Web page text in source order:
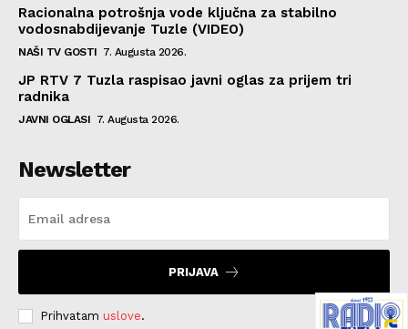
Racionalna potrošnja vode ključna za stabilno
vodosnabdijevanje Tuzle (VIDEO)
NAŠI TV GOSTI 7. Augusta 2026.
JP RTV 7 Tuzla raspisao javni oglas za prijem tri
radnika
JAVNI OGLASI 7. Augusta 2026.
Newsletter
PRIJAVA
Prihvatam uslove.